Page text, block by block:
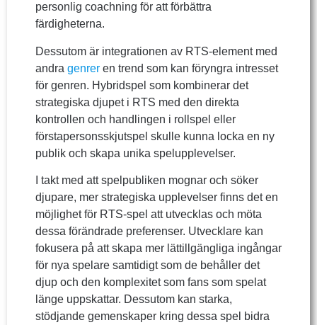
personlig coachning för att förbättra
färdigheterna.
Dessutom är integrationen av RTS-element med
andra genrer en trend som kan föryngra intresset
för genren. Hybridspel som kombinerar det
strategiska djupet i RTS med den direkta
kontrollen och handlingen i rollspel eller
förstapersonsskjutspel skulle kunna locka en ny
publik och skapa unika spelupplevelser.
I takt med att spelpubliken mognar och söker
djupare, mer strategiska upplevelser finns det en
möjlighet för RTS-spel att utvecklas och möta
dessa förändrade preferenser. Utvecklare kan
fokusera på att skapa mer lättillgängliga ingångar
för nya spelare samtidigt som de behåller det
djup och den komplexitet som fans som spelat
länge uppskattar. Dessutom kan starka,
stödjande gemenskaper kring dessa spel bidra